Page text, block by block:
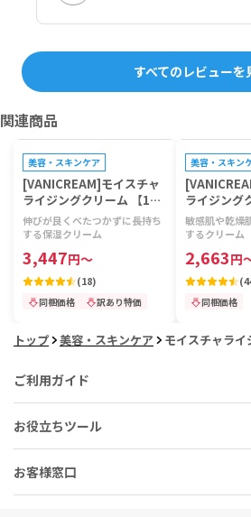
すべてのレビューを
関連商品
プレゼントキャンペーン対象
美容・スキンケア
[VANICREAM]モイスチャ
ライジングクリーム 【1本
453g】
伸びが良くべたつかずに長持ち
する保湿クリーム
3,447円～
(18)
同梱価格 訳あり特価
美容・スキン
ライジング
ブタイプ
敏感肌や乾燥
するクリーム
2,663円
(
同梱価格
トップ 美容・スキンケア モイスチャラ
ご利用ガイド
お役立ちツール
お客様窓口